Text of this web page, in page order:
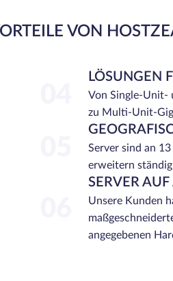
VON
LÖSUNGEN
Von Single-Unit-
zu Multi-Unit-
Server sind an
erweitern
SERVER
Unsere Kunden
angegebenen